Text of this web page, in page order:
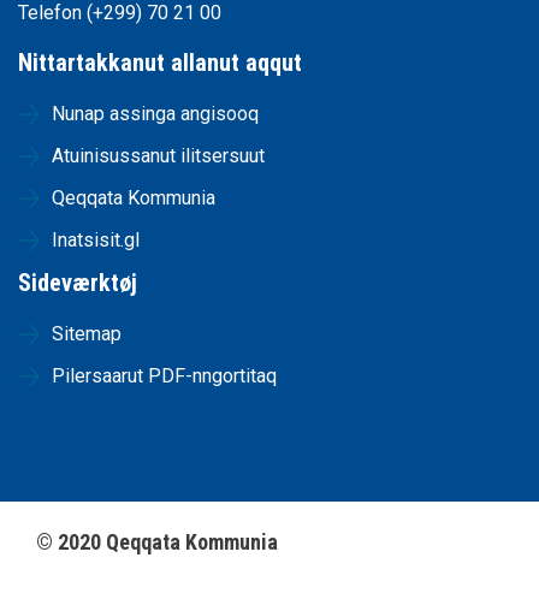
Telefon (+299) 70 21 00
Nittartakkanut allanut aqqut
Nunap assinga angisooq
Atuinisussanut ilitsersuut
Qeqqata Kommunia
Inatsisit.gl
Sideværktøj
Sitemap
Pilersaarut PDF-nngortitaq
© 2020 Qeqqata Kommunia